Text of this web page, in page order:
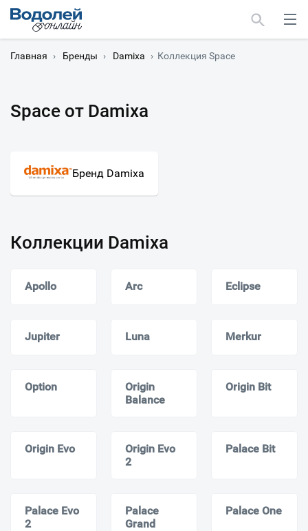
Главная › Бренды › Damixa › Коллекция Space
Space от Damixa
Бренд Damixa
Коллекции Damixa
Apollo Arc Eclipse
Jupiter Luna Merkur
Option
Origin
Balance
Origin Bit
Origin Evo
Origin Evo
2
Palace Bit
Palace Evo
2
Palace
Grand
Palace One